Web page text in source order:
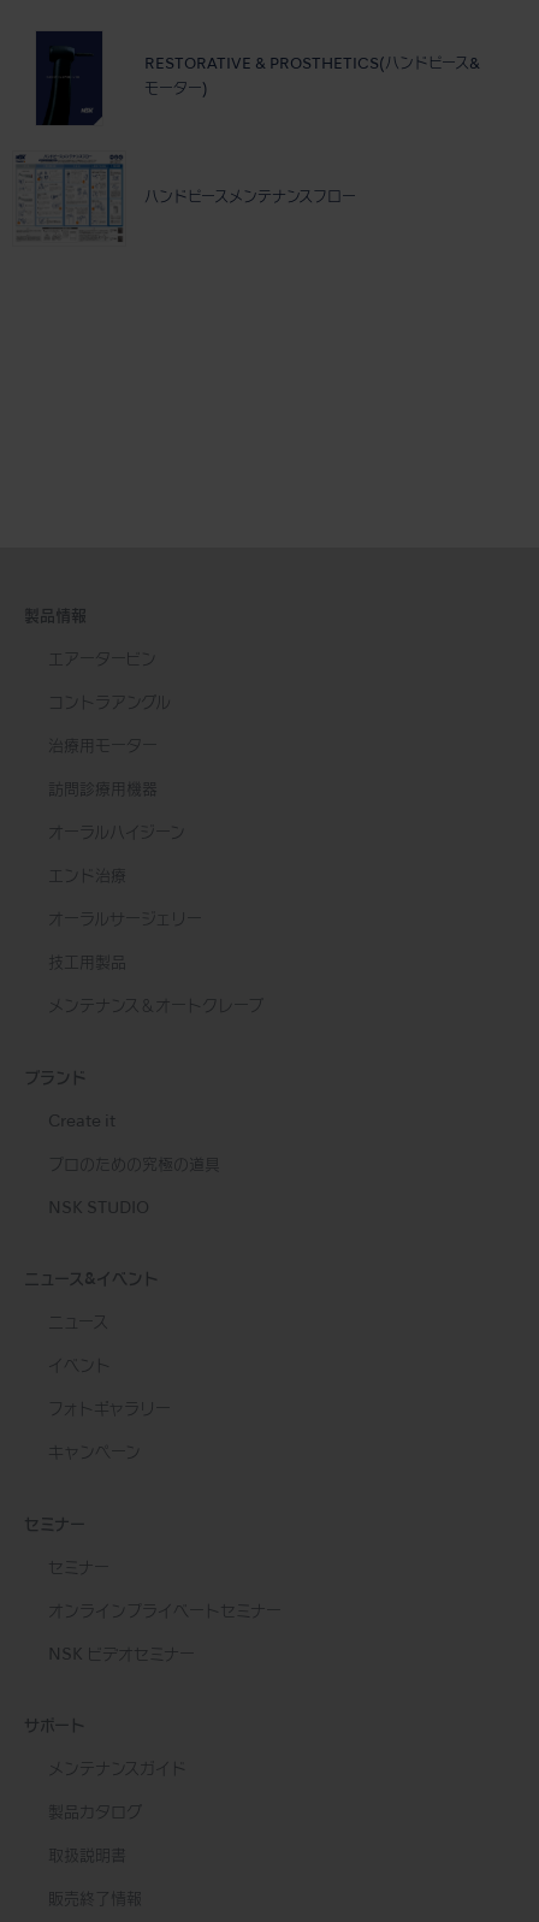
RESTORATIVE & PROSTHETICS(ハンドピース&
モーター)
ハンドピースメンテナンスフロー
製品情報
エアータービン
コントラアングル
治療用モーター
訪問診療用機器
オーラルハイジーン
エンド治療
オーラルサージェリー
技工用製品
メンテナンス＆オートクレーブ
ブランド
Create it
プロのための究極の道具
NSK STUDIO
ニュース&イベント
ニュース
イベント
フォトギャラリー
キャンペーン
セミナー
セミナー
オンラインプライベートセミナー
NSK ビデオセミナー
サポート
メンテナンスガイド
製品カタログ
取扱説明書
販売終了情報